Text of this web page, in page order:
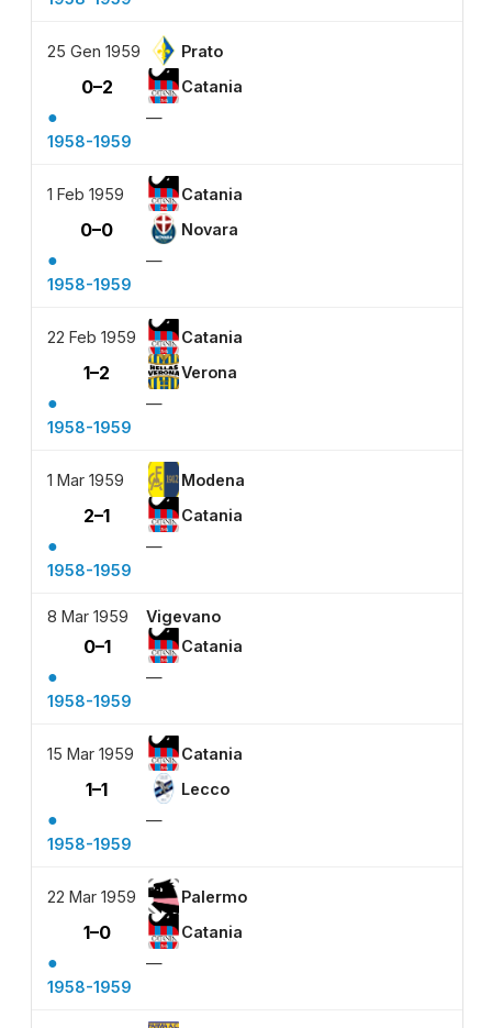
25 Gen 1959 Prato
0–2 Catania
●
—
1958-1959
1 Feb 1959 Catania
0–0 Novara
●
—
1958-1959
22 Feb 1959 Catania
1–2 Verona
●
—
1958-1959
1 Mar 1959 Modena
2–1 Catania
●
—
1958-1959
8 Mar 1959 Vigevano
0–1 Catania
●
—
1958-1959
15 Mar 1959 Catania
1–1 Lecco
●
—
1958-1959
22 Mar 1959 Palermo
1–0 Catania
●
—
1958-1959